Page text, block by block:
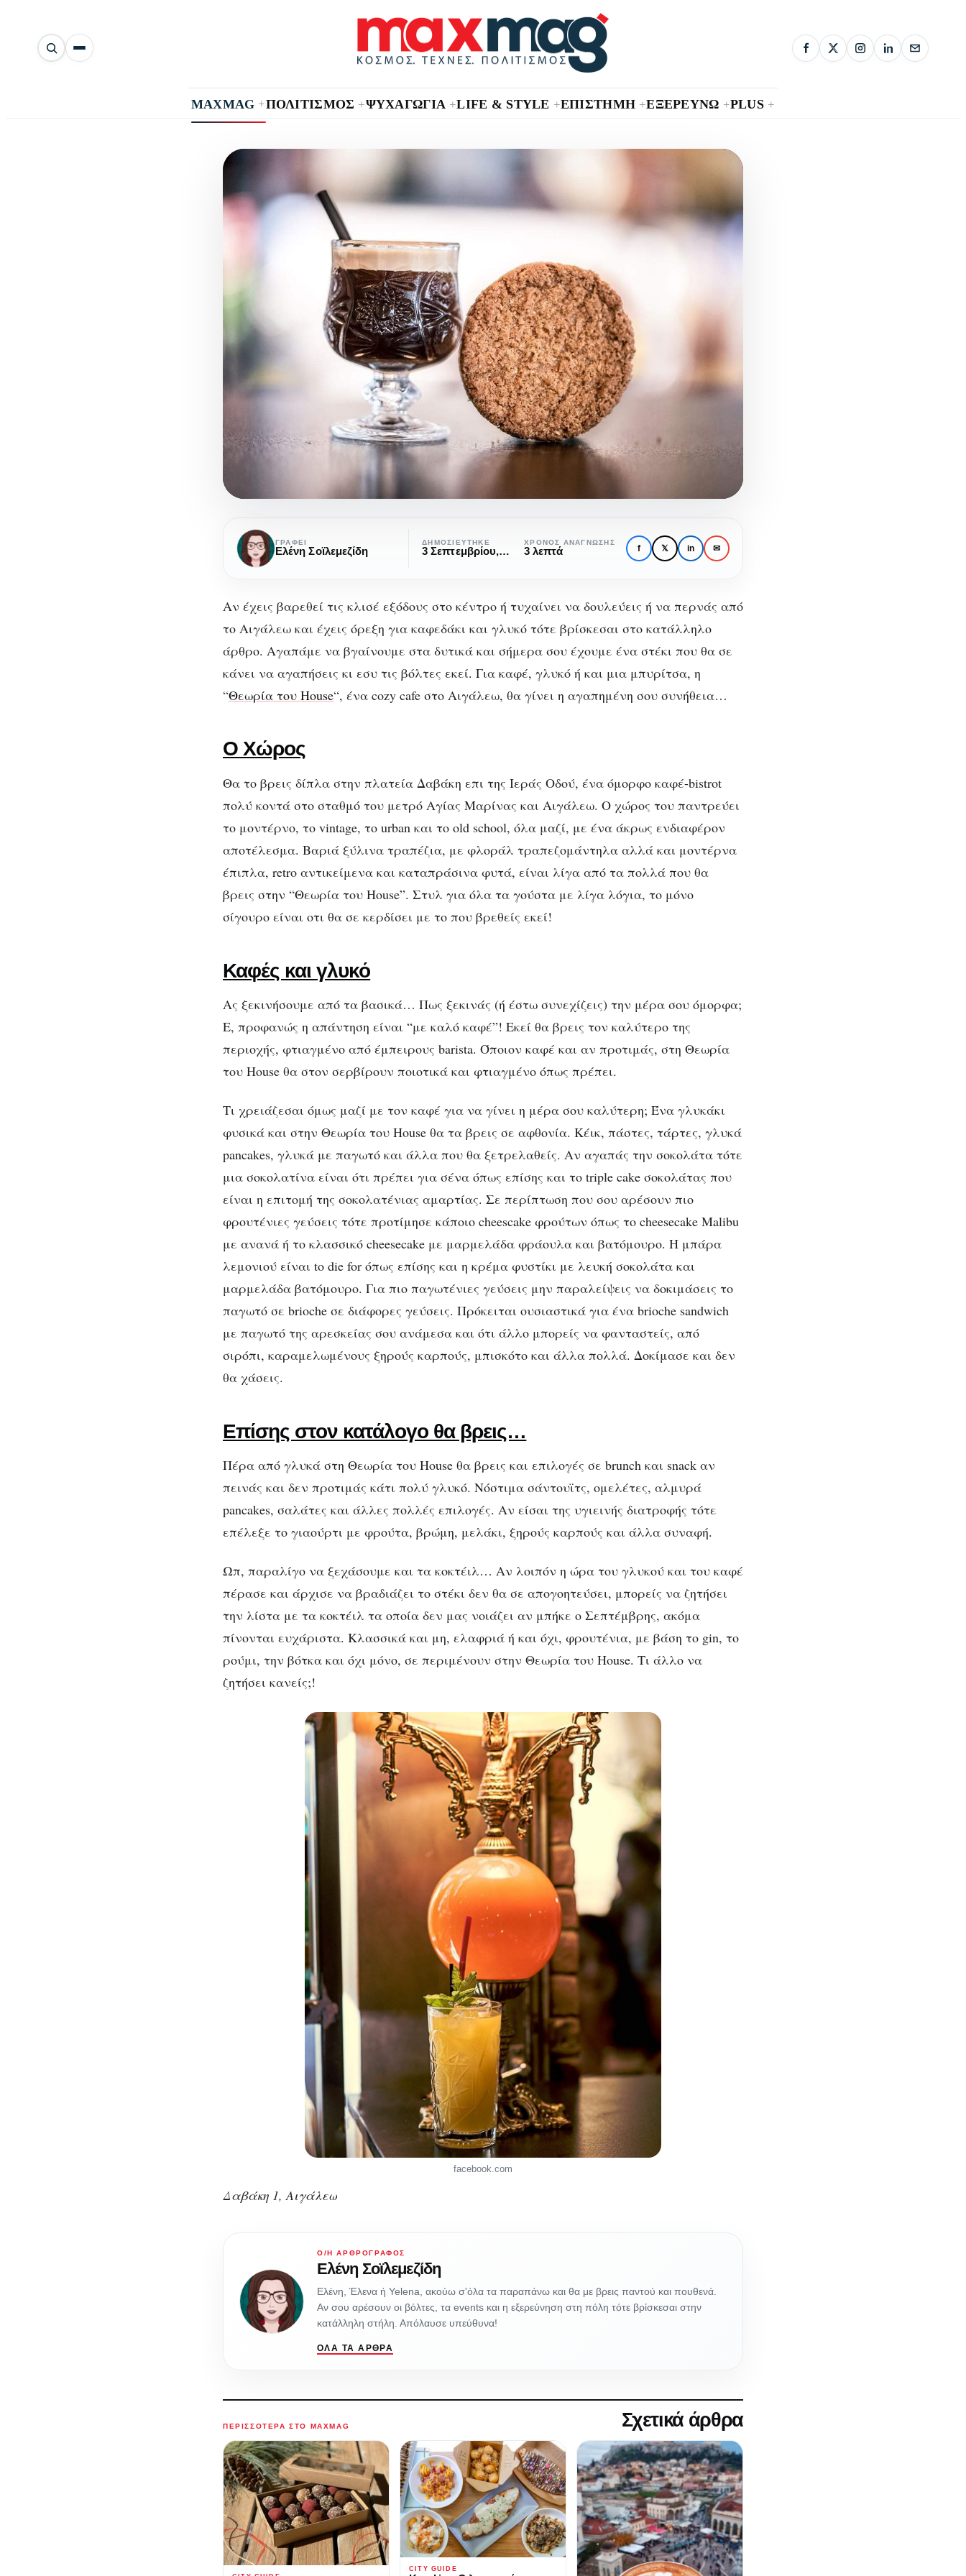
Αναζήτηση
άρθρων
MAXMAG +ΠΟΛΙΤΙΣΜΟΣ +ΨΥΧΑΓΩΓΙΑ +LIFE & STYLE +ΕΠΙΣΤΗΜΗ +ΕΞΕΡΕΥΝΩ +PLUS +
CITY GUIDE ΑΘΉΝΑ
Αιγάλεω
Θεωρία
του
House:
καφέ
και
γλυκό
στο
Αιγάλεω
ΓΡΆΦΕΙ
Ελένη Σοϊλεμεζίδη
ΔΗΜΟΣΙΕΎΤΗΚΕ
3 Σεπτεμβρίου, 2020
ΧΡΌΝΟΣ ΑΝΆΓΝΩΣΗΣ
3 λεπτά f 𝕏 in ✉
Αν έχεις βαρεθεί τις κλισέ εξόδους στο κέντρο ή τυχαίνει να δουλεύεις ή να περνάς από
το Αιγάλεω και έχεις όρεξη για καφεδάκι και γλυκό τότε βρίσκεσαι στο κατάλληλο
άρθρο. Αγαπάμε να βγαίνουμε στα δυτικά και σήμερα σου έχουμε ένα στέκι που θα σε
κάνει να αγαπήσεις κι εσυ τις βόλτες εκεί. Για καφέ, γλυκό ή και μια μπυρίτσα, η
“Θεωρία του House“, ένα cozy cafe στο Αιγάλεω, θα γίνει η αγαπημένη σου συνήθεια…
Ο Χώρος
Θα το βρεις δίπλα στην πλατεία Δαβάκη επι της Ιεράς Οδού, ένα όμορφο καφέ-bistrot
πολύ κοντά στο σταθμό του μετρό Αγίας Μαρίνας και Αιγάλεω. Ο χώρος του παντρεύει
το μοντέρνο, το vintage, το urban και το old school, όλα μαζί, με ένα άκρως ενδιαφέρον
αποτέλεσμα. Βαριά ξύλινα τραπέζια, με φλοράλ τραπεζομάντηλα αλλά και μοντέρνα
έπιπλα, retro αντικείμενα και καταπράσινα φυτά, είναι λίγα από τα πολλά που θα
βρεις στην “Θεωρία του House”. Στυλ για όλα τα γούστα με λίγα λόγια, το μόνο
σίγουρο είναι οτι θα σε κερδίσει με το που βρεθείς εκεί!
Καφές και γλυκό
Ας ξεκινήσουμε από τα βασικά… Πως ξεκινάς (ή έστω συνεχίζεις) την μέρα σου όμορφα;
Ε, προφανώς η απάντηση είναι “με καλό καφέ”! Εκεί θα βρεις τον καλύτερο της
περιοχής, φτιαγμένο από έμπειρους barista. Όποιον καφέ και αν προτιμάς, στη Θεωρία
του House θα στον σερβίρουν ποιοτικά και φτιαγμένο όπως πρέπει.
Τι χρειάζεσαι όμως μαζί με τον καφέ για να γίνει η μέρα σου καλύτερη; Ένα γλυκάκι
φυσικά και στην Θεωρία του House θα τα βρεις σε αφθονία. Κέικ, πάστες, τάρτες, γλυκά
pancakes, γλυκά με παγωτό και άλλα που θα ξετρελαθείς. Αν αγαπάς την σοκολάτα τότε
μια σοκολατίνα είναι ότι πρέπει για σένα όπως επίσης και το triple cake σοκολάτας που
είναι η επιτομή της σοκολατένιας αμαρτίας. Σε περίπτωση που σου αρέσουν πιο
φρουτένιες γεύσεις τότε προτίμησε κάποιο cheescake φρούτων όπως το cheesecake Malibu
με ανανά ή το κλασσικό cheesecake με μαρμελάδα φράουλα και βατόμουρο. Η μπάρα
λεμονιού είναι to die for όπως επίσης και η κρέμα φυστίκι με λευκή σοκολάτα και
μαρμελάδα βατόμουρο. Για πιο παγωτένιες γεύσεις μην παραλείψεις να δοκιμάσεις το
παγωτό σε brioche σε διάφορες γεύσεις. Πρόκειται ουσιαστικά για ένα brioche sandwich
με παγωτό της αρεσκείας σου ανάμεσα και ότι άλλο μπορείς να φανταστείς, από
σιρόπι, καραμελωμένους ξηρούς καρπούς, μπισκότο και άλλα πολλά. Δοκίμασε και δεν
θα χάσεις.
Επίσης στον κατάλογο θα βρεις…
Πέρα από γλυκά στη Θεωρία του House θα βρεις και επιλογές σε brunch και snack αν
πεινάς και δεν προτιμάς κάτι πολύ γλυκό. Νόστιμα σάντουϊτς, ομελέτες, αλμυρά
pancakes, σαλάτες και άλλες πολλές επιλογές. Αν είσαι της υγιεινής διατροφής τότε
επέλεξε το γιαούρτι με φρούτα, βρώμη, μελάκι, ξηρούς καρπούς και άλλα συναφή.
Ωπ, παραλίγο να ξεχάσουμε και τα κοκτέιλ… Αν λοιπόν η ώρα του γλυκού και του καφέ
πέρασε και άρχισε να βραδιάζει το στέκι δεν θα σε απογοητεύσει, μπορείς να ζητήσει
την λίστα με τα κοκτέιλ τα οποία δεν μας νοιάζει αν μπήκε ο Σεπτέμβρης, ακόμα
πίνονται ευχάριστα. Κλασσικά και μη, ελαφριά ή και όχι, φρουτένια, με βάση το gin, το
ρούμι, την βότκα και όχι μόνο, σε περιμένουν στην Θεωρία του House. Τι άλλο να
ζητήσει κανείς;!
facebook.com
Δαβάκη 1, Αιγάλεω
Ο/Η ΑΡΘΡΟΓΡΆΦΟΣ
Ελένη Σοϊλεμεζίδη
Ελένη, Έλενα ή Yelena, ακούω σ'όλα τα παραπάνω και θα με βρεις παντού και πουθενά.
Αν σου αρέσουν οι βόλτες, τα events και η εξερεύνηση στη πόλη τότε βρίσκεσαι στην
κατάλληλη στήλη. Απόλαυσε υπεύθυνα!
ΌΛΑ ΤΑ ΆΡΘΡΑ
ΠΕΡΙΣΣΌΤΕΡΑ ΣΤΟ MAXMAG Σχετικά άρθρα
CITY GUIDE